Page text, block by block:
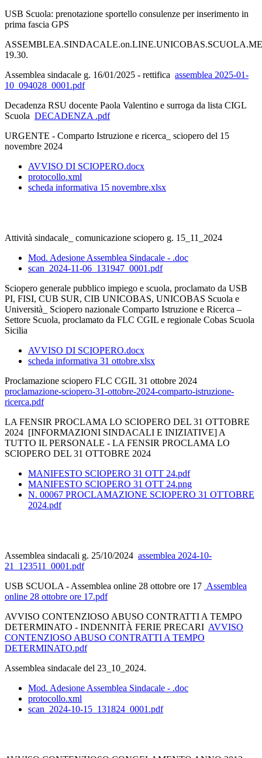
USB Scuola: prenotazione sportello consulenze per inserimento in
prima fascia GPS
19.30.
Assemblea sindacale g. 16/01/2025 - rettifica assemblea 2025-01-
10_094028_0001.pdf
Decadenza RSU docente Paola Valentino e surroga da lista CIGL
Scuola DECADENZA .pdf
URGENTE - Comparto Istruzione e ricerca_ sciopero del 15
novembre 2024
AVVISO DI SCIOPERO.docx
protocollo.xml
scheda informativa 15 novembre.xlsx
Attività sindacale_ comunicazione sciopero g. 15_11_2024
Mod. Adesione Assemblea Sindacale - .doc
scan_2024-11-06_131947_0001.pdf
Sciopero generale pubblico impiego e scuola, proclamato da USB
PI, FISI, CUB SUR, CIB UNICOBAS, UNICOBAS Scuola e
Università_ Sciopero nazionale Comparto Istruzione e Ricerca –
Settore Scuola, proclamato da FLC CGIL e regionale Cobas Scuola
Sicilia
AVVISO DI SCIOPERO.docx
scheda informativa 31 ottobre.xlsx
Proclamazione sciopero FLC CGIL 31 ottobre 2024
proclamazione-sciopero-31-ottobre-2024-comparto-istruzione-
ricerca.pdf
LA FENSIR PROCLAMA LO SCIOPERO DEL 31 OTTOBRE
2024 [INFORMAZIONI SINDACALI E INIZIATIVE] A
TUTTO IL PERSONALE - LA FENSIR PROCLAMA LO
SCIOPERO DEL 31 OTTOBRE 2024
MANIFESTO SCIOPERO 31 OTT 24.pdf
MANIFESTO SCIOPERO 31 OTT 24.png
N. 00067 PROCLAMAZIONE SCIOPERO 31 OTTOBRE
2024.pdf
Assemblea sindacali g. 25/10/2024 assemblea 2024-10-
21_123511_0001.pdf
USB SCUOLA - Assemblea online 28 ottobre ore 17 Assemblea
online 28 ottobre ore 17.pdf
AVVISO CONTENZIOSO ABUSO CONTRATTI A TEMPO
DETERMINATO - INDENNITÀ FERIE PRECARI AVVISO
CONTENZIOSO ABUSO CONTRATTI A TEMPO
DETERMINATO.pdf
Assemblea sindacale del 23_10_2024.
Mod. Adesione Assemblea Sindacale - .doc
protocollo.xml
scan_2024-10-15_131824_0001.pdf